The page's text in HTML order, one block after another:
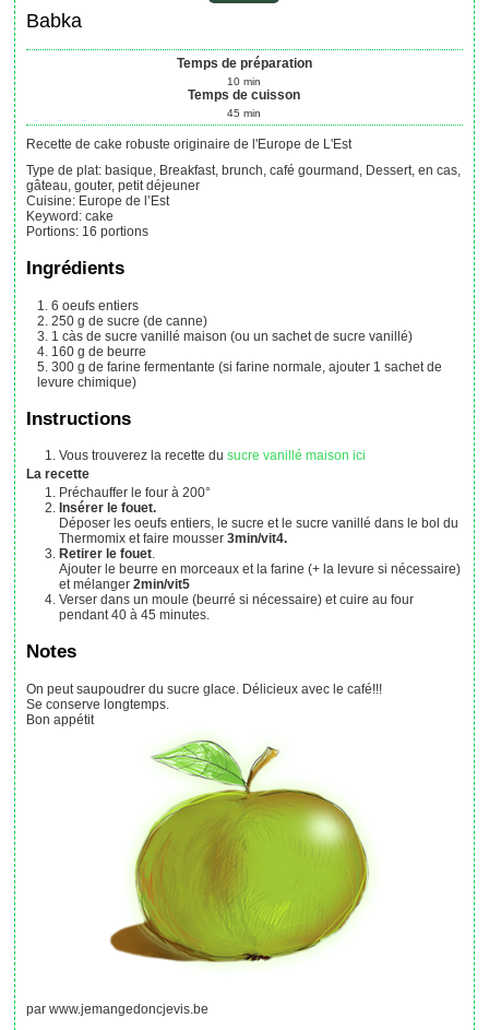
Babka
Temps de préparation
10 min
Temps de cuisson
45 min
Recette de cake robuste originaire de l'Europe de L'Est
Type de plat: basique, Breakfast, brunch, café gourmand, Dessert, en cas,
gâteau, gouter, petit déjeuner
Cuisine: Europe de l’Est
Keyword: cake
Portions: 16 portions
Ingrédients
6 oeufs entiers
250 g de sucre (de canne)
1 càs de sucre vanillé maison (ou un sachet de sucre vanillé)
160 g de beurre
300 g de farine fermentante (si farine normale, ajouter 1 sachet de
levure chimique)
Instructions
Vous trouverez la recette dusucre vanillé maison ici
La recette
Préchauffer le four à 200°
Insérer le fouet.
Déposer les oeufs entiers, le sucre et le sucre vanillé dans le bol du
Thermomix et faire mousser3min/vit4.
Retirer le fouet.
Ajouter le beurre en morceaux et la farine (+ la levure si nécessaire)
et mélanger2min/vit5
Verser dans un moule (beurré si nécessaire) et cuire au four
pendant 40 à 45 minutes.
Notes
On peut saupoudrer du sucre glace. Délicieux avec le café!!!
Se conserve longtemps.
Bon appétit
par www.jemangedoncjevis.be